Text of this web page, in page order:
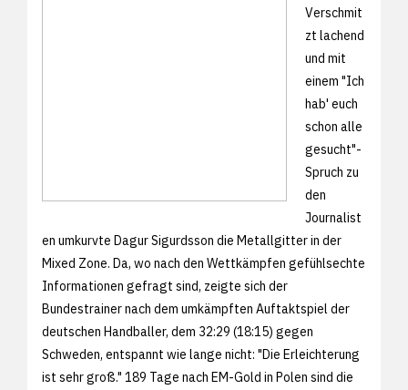
Verschmit
zt lachend
und mit
einem "Ich
hab' euch
schon alle
gesucht"-
Spruch zu
den
Journalist
en umkurvte Dagur Sigurdsson die Metallgitter in der
Mixed Zone. Da, wo nach den Wettkämpfen gefühlsechte
Informationen gefragt sind, zeigte sich der
Bundestrainer nach dem umkämpften Auftaktspiel der
deutschen Handballer, dem 32:29 (18:15) gegen
Schweden, entspannt wie lange nicht: "Die Erleichterung
ist sehr groß." 189 Tage nach EM-Gold in Polen sind die